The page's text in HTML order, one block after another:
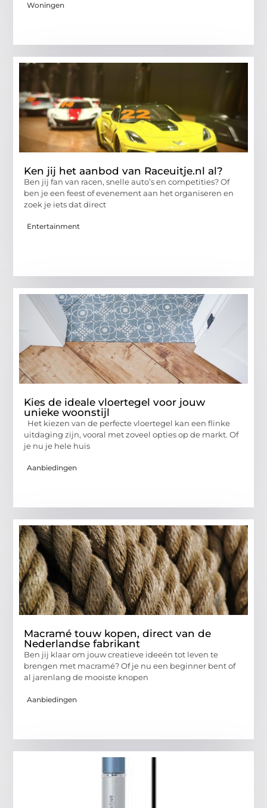
Woningen
Ken jij het aanbod van Raceuitje.nl al?
Ben jij fan van racen, snelle auto’s en competities? Of
ben je een feest of evenement aan het organiseren en
zoek je iets dat direct
Entertainment
Kies de ideale vloertegel voor jouw
unieke woonstijl
Het kiezen van de perfecte vloertegel kan een flinke
uitdaging zijn, vooral met zoveel opties op de markt. Of
je nu je hele huis
Aanbiedingen
Macramé touw kopen, direct van de
Nederlandse fabrikant
Ben jij klaar om jouw creatieve ideeën tot leven te
brengen met macramé? Of je nu een beginner bent of
al jarenlang de mooiste knopen
Aanbiedingen